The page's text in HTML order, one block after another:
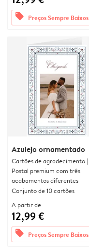
offers Preços Sempre Baixos
Azulejo ornamentado
Cartões de agradecimento |
Postal premium com três
acabamentos diferentes
Conjunto de 10 cartões
A partir de
12,99 €
offers Preços Sempre Baixos